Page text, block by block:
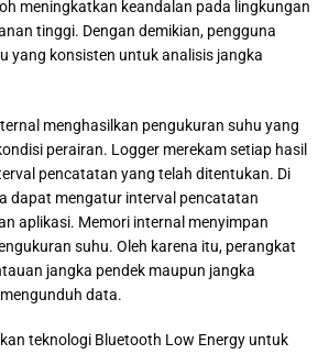
meningkatkan keandalan pada lingkungan
tinggi. Dengan demikian, pengguna
yang konsisten untuk analisis jangka
menghasilkan pengukuran suhu yang
perairan. Logger merekam setiap hasil
pencatatan yang telah ditentukan. Di
dapat mengatur interval pencatatan
aplikasi. Memori internal menyimpan
suhu. Oleh karena itu, perangkat
jangka pendek maupun jangka
data.
teknologi Bluetooth Low Energy untuk